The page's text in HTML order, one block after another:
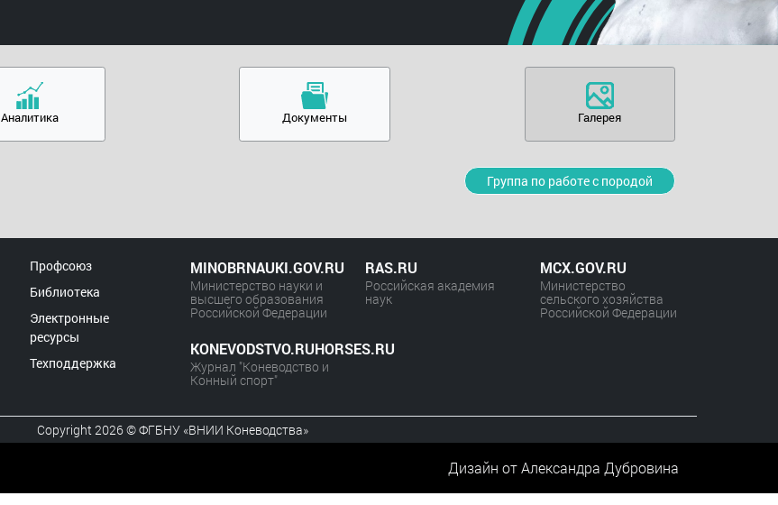
Аналитика Документы Галерея
Группа по работе с породой
Профсоюз
Библиотека
Электронные
ресурсы
Техподдержка
MINOBRNAUKI.GOV.RU
Министерство науки и
высшего образования
Российской Федерации
KONEVODSTVO.RUHORSES.RU
Журнал "Коневодство и
Конный спорт"
RAS.RU
Российская академия
наук
MCX.GOV.RU
Министерство
сельского хозяйства
Российской Федерации
Copyright 2026 © ФГБНУ «ВНИИ Коневодства»
Дизайн от Александра Дубровина